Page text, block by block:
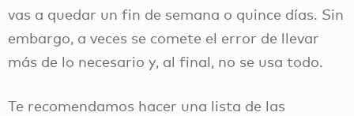
vas a quedar un fin de semana o quince días. Sin
embargo, a veces se comete el error de llevar
más de lo necesario y, al final, no se usa todo.
Te recomendamos hacer una lista de las